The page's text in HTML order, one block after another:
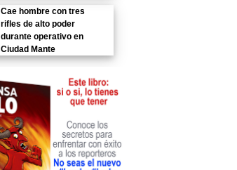
Cae hombre con tres
rifles de alto poder
durante operativo en
Ciudad Mante